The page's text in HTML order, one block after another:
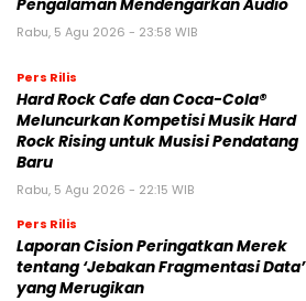
Pengalaman Mendengarkan Audio
Rabu, 5 Agu 2026 - 23:58 WIB
Pers Rilis
Hard Rock Cafe dan Coca-Cola®
Meluncurkan Kompetisi Musik Hard
Rock Rising untuk Musisi Pendatang
Baru
Rabu, 5 Agu 2026 - 22:15 WIB
Pers Rilis
Laporan Cision Peringatkan Merek
tentang ‘Jebakan Fragmentasi Data’
yang Merugikan